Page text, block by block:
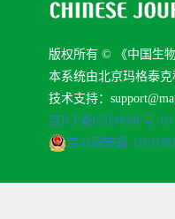
版权所有 © 《中国生
本系统由北京玛格泰
技术支持：
京ICP备05034986号-10
京公网安备